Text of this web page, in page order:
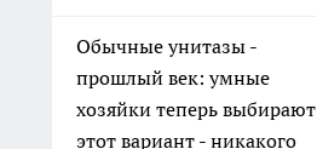
Обычные унитазы -
прошлый век: умные
хозяйки теперь выбирают
этот вариант - никакого